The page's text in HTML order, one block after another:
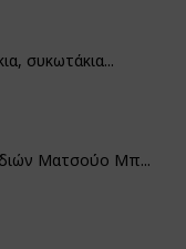
συκωτάκια...
Ματσούο Μπ...